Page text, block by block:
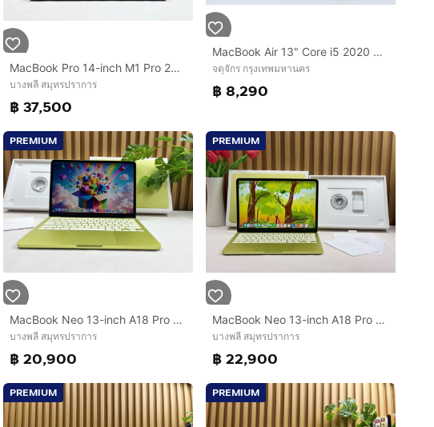
MacBook Pro 14-inch M1 Pro 2021 Ram32GB SSD1TB Space Gray
บางพลี สมุทรปราการ
฿ 37,500
MacBook Air 13" Core i5 2020 8.256GB
จตุจักร กรุงเทพมหานคร
฿ 8,290
PREMIUM
MacBook Neo 13-inch A18 Pro 2026 Ram8GB SSD256GB Citrus
บางพลี สมุทรปราการ
฿ 20,900
PREMIUM
MacBook Neo 13-inch A18 Pro Ram8GB SSD512 Citrus
บางพลี สมุทรปราการ
฿ 22,900
PREMIUM PREMIUM